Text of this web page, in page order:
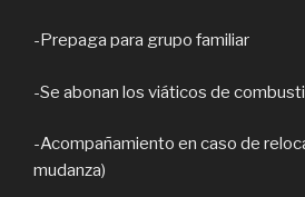
-Prepaga para grupo familiar
-Se abonan los viáticos de
-Acompañamiento en caso de
mudanza)